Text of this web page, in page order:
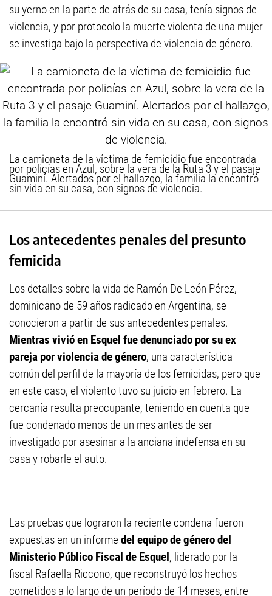
su yerno en la parte de atrás de su casa, tenía signos de
violencia, y por protocolo la muerte violenta de una mujer
se investiga bajo la perspectiva de violencia de género.
La camioneta de la víctima de femicidio fue encontrada
por policías en Azul, sobre la vera de la Ruta 3 y el pasaje
Guaminí. Alertados por el hallazgo, la familia la encontró
sin vida en su casa, con signos de violencia.
Los antecedentes penales del presunto
femicida
Los detalles sobre la vida de Ramón De León Pérez,
dominicano de 59 años radicado en Argentina, se
conocieron a partir de sus antecedentes penales.
Mientras vivió en Esquel fue denunciado por su ex
pareja por violencia de género, una característica
común del perfil de la mayoría de los femicidas, pero que
en este caso, el violento tuvo su juicio en febrero. La
cercanía resulta preocupante, teniendo en cuenta que
fue condenado menos de un mes antes de ser
investigado por asesinar a la anciana indefensa en su
casa y robarle el auto.
Las pruebas que lograron la reciente condena fueron
expuestas en un informe del equipo de género del
Ministerio Público Fiscal de Esquel, liderado por la
fiscal Rafaella Riccono, que reconstruyó los hechos
cometidos a lo largo de un período de 14 meses, entre